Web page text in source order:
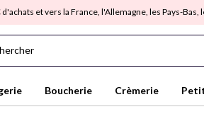
et vers la France, l'Allemagne, les Pays-
Boucherie Crèmerie